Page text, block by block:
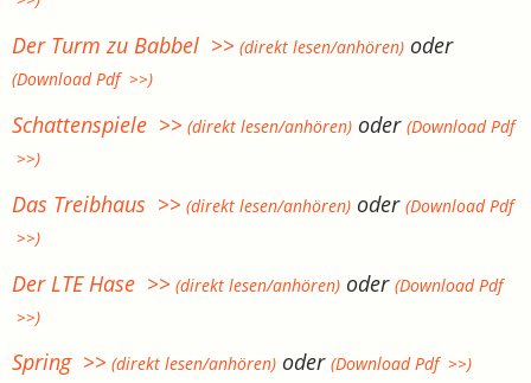
Der Turm zu Babbel >> (direkt lesen/anhören) oder
(Download Pdf >>)
Schattenspiele >> (direkt lesen/anhören) oder(Download Pdf
>>)
Das Treibhaus >> (direkt lesen/anhören) oder(Download Pdf
>>)
Der LTE Hase >> (direkt lesen/anhören) oder(Download Pdf
>>)
Spring >> (direkt lesen/anhören) oder(Download Pdf >>)